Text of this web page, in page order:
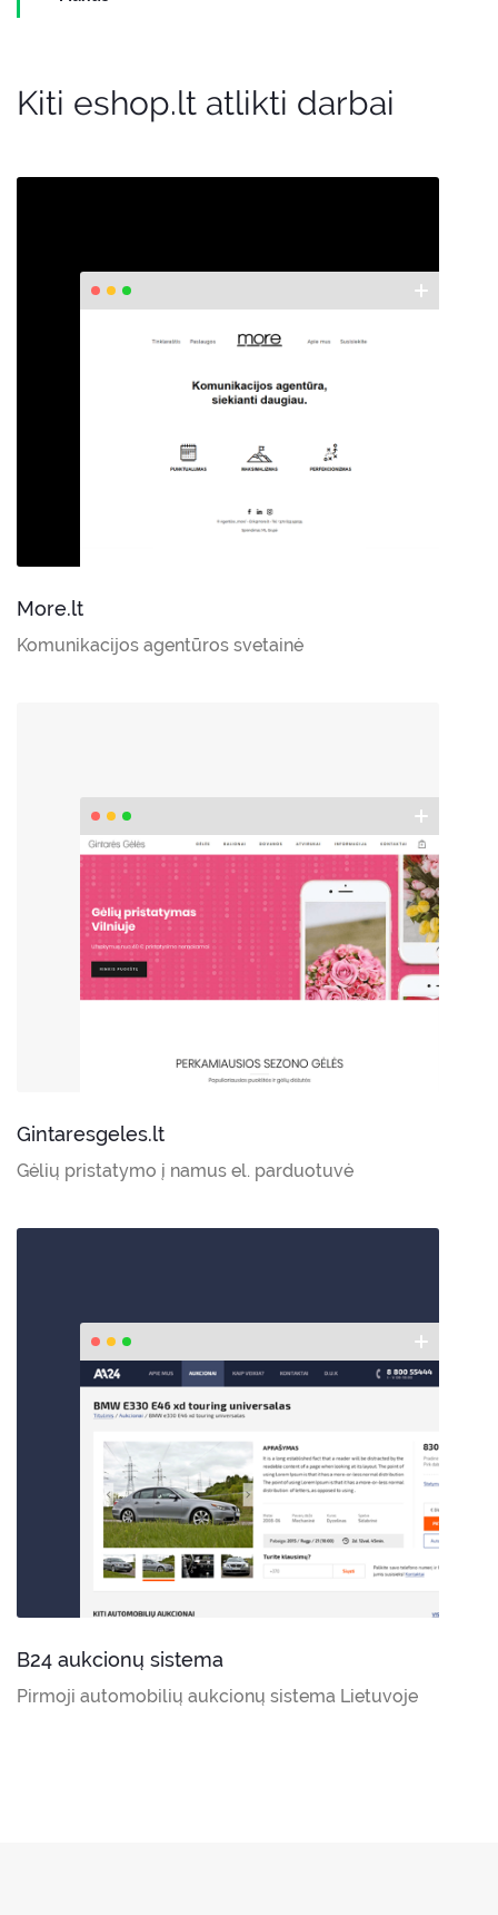
Kiti eshop.lt atlikti darbai
More.lt
Komunikacijos agentūros svetainė
Gintaresgeles.lt
Gėlių pristatymo į namus el. parduotuvė
B24 aukcionų sistema
Pirmoji automobilių aukcionų sistema Lietuvoje